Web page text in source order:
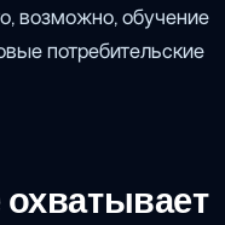
возможно, обучение
потребительские
охватывает